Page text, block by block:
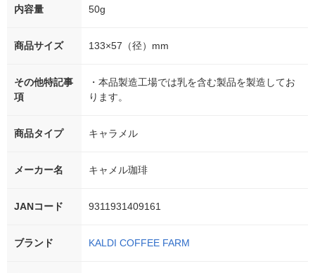
内容量 50g
商品サイズ 133×57（径）mm
その他特記事
項
・本品製造工場では乳を含む製品を製造してお
ります。
商品タイプ キャラメル
メーカー名 キャメル珈琲
JANコード 9311931409161
ブランド KALDI COFFEE FARM